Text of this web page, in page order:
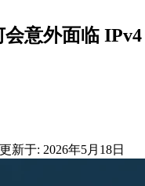
意外面临
更新于: 2026年5月18日